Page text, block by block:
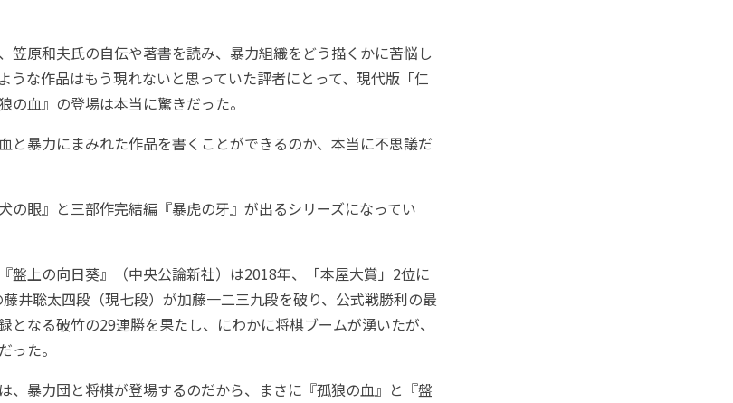
笠原和夫氏の自伝や著書を読み、暴力組織をどう描くかに苦悩し
うな作品はもう現れないと思っていた評者にとって、現代版「仁
の血』の登場は本当に驚きだった。
と暴力にまみれた作品を書くことができるのか、本当に不思議だ
の眼』と三部作完結編『暴虎の牙』が出るシリーズになってい
盤上の向日葵』（中央公論新社）は2018年、「本屋大賞」2位に
井聡太四段（現七段）が加藤一二三九段を破り、公式戦勝利の最
となる破竹の29連勝を果たし、にわかに将棋ブームが湧いたが、
った。
、暴力団と将棋が登場するのだから、まさに『孤狼の血』と『盤